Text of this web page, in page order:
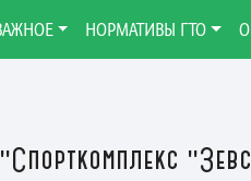
НОРМАТИВЫ ГТО